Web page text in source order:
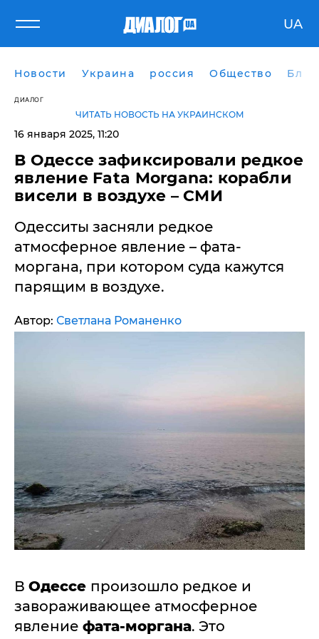
UA
Новости Украина россия Общество
ДИАЛОГ
ЧИТАТЬ НОВОСТЬ НА УКРАИНСКОМ
16 января 2025, 11:20
В Одессе зафиксировали редкое
явление Fata Morgana: корабли
висели в воздухе – СМИ
Одесситы засняли редкое
атмосферное явление – фата-
моргана, при котором суда кажутся
парящим в воздухе.
Автор: Светлана Романенко
В Одессе произошло редкое и
завораживающее атмосферное
явление фата-моргана. Это